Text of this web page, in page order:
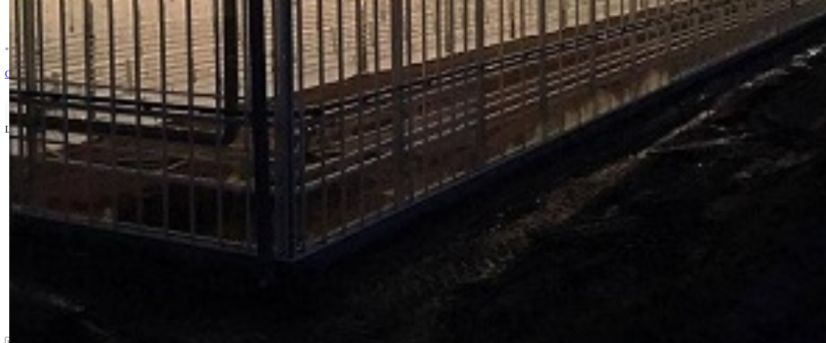
* U cenu je uracunat PDV * Dodaj u Korpu
Ocenite i napišite preporuku
Isporuka Info
Limit za porudžbinu je
500.00 dinaraza isporuku na teritoriji Srbije. Za inostranstvo, molimo da nas kontaktirate za informacije o ceni i mogućnostima isporuke.
Bio priča
Biostimulacija
Folije i agrotekstili
Oprema i instrumenti
Supstrati